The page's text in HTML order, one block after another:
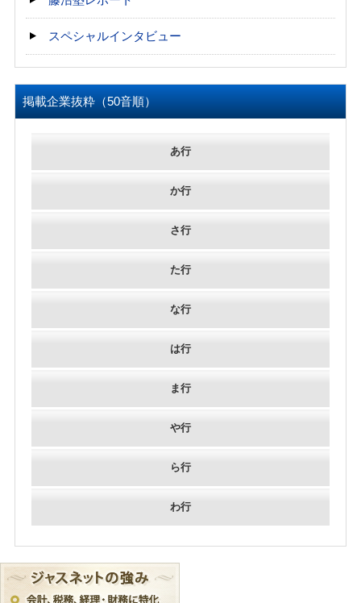
スペシャルインタビュー
掲載企業抜粋（50音順）
あ行
か行
さ行
た行
な行
は行
ま行
や行
ら行
わ行